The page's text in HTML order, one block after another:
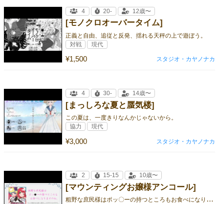
[モノクロオーバータイム]
正義と自由、追従と反発、揺れる天秤の上で遊ぼう。
¥1,500
4 20- 12歳〜
対戦 現代
スタジオ・カヤノナカ
[まっしろな夏と蜃気楼]
この夏は、一度きりなんかじゃないから。
¥3,000
4 30- 14歳〜
協力 現代
スタジオ・カヤノナカ
[マウンティングお嬢様アンコール]
粗
野な庶民様はポッ〇ーの持つところもお食べになりますのね
2 15-15 10歳〜